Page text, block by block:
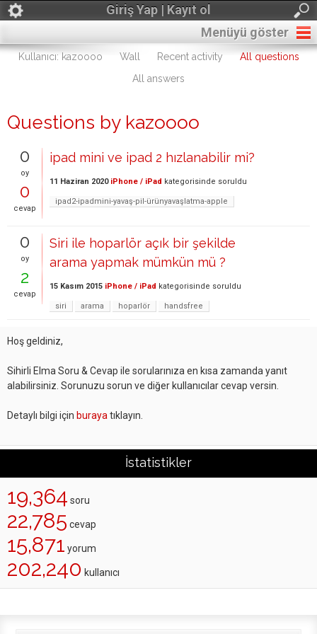
Giriş Yap | Kayıt ol
Menüyü göster
Kullanıcı: kazoooo Wall Recent activity
All questions
All answers
Questions by kazoooo
0
oy
0
cevap
ipad mini ve ipad 2 hızlanabilir mi?
11 Haziran 2020 iPhone / iPad kategorisinde soruldu
ipad2-ipadmini-yavaş-pil-ürünyavaşlatma-apple
0
oy
2
cevap
Siri ile hoparlör açık bir şekilde
arama yapmak mümkün mü ?
15 Kasım 2015 iPhone / iPad kategorisinde soruldu
siri arama hoparlör handsfree
Hoş geldiniz,
Sihirli Elma Soru & Cevap ile sorularınıza en kısa zamanda yanıt
alabilirsiniz. Sorunuzu sorun ve diğer kullanıcılar cevap versin.
Detaylı bilgi için buraya tıklayın.
İstatistikler
19,364 soru
22,785 cevap
15,871 yorum
202,240 kullanıcı